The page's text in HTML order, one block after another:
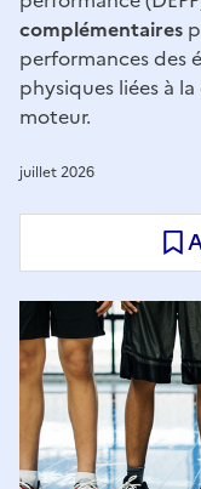
complémentaires
performances des
physiques liées à
moteur.
juillet 2026